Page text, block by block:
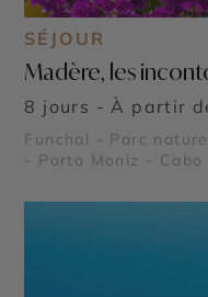
SÉJOUR
Madère, les
8 jours - À partir
Funchal - Parc
- Porto Moniz - Cabo